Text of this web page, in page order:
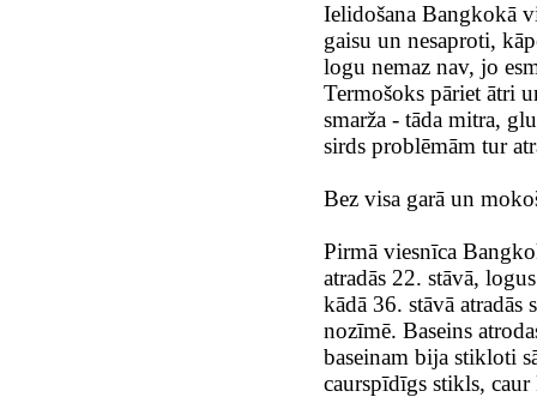
Ielidošana Bangkokā
gaisu un nesaproti,
logu nemaz nav, jo
Termošoks pāriet ātri
smarža - tāda mitra,
sirds problēmām tur
Bez visa garā un
Pirmā viesnīca
atradās 22. stāvā,
kādā 36. stāvā atradās
nozīmē. Baseins
baseinam bija stikloti
caurspīdīgs stikls,